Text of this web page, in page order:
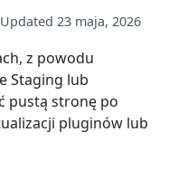
Updated 23 maja, 2026
z powodu
Staging lub
pustą stronę po
pluginów lub